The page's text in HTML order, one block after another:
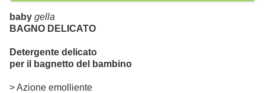
baby gella
BAGNO DELICATO
Detergente delicato
per il bagnetto del bambino
> Azione emolliente